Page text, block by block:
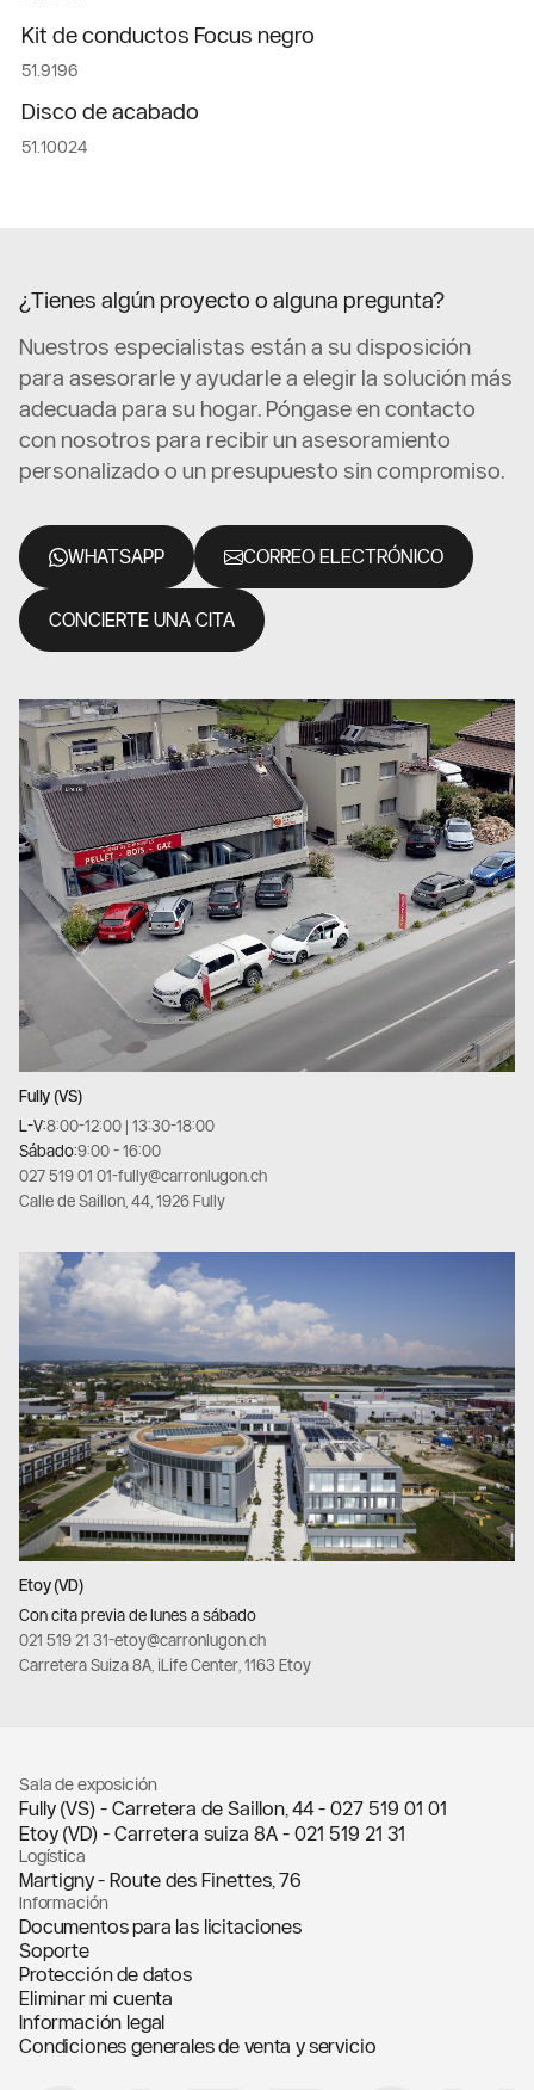
Kit de conductos Focus negro
51.9196
Disco de acabado
51.10024
¿Tienes algún proyecto o alguna pregunta?
Nuestros especialistas están a su disposición
para asesorarle y ayudarle a elegir la solución más
adecuada para su hogar. Póngase en contacto
con nosotros para recibir un asesoramiento
personalizado o un presupuesto sin compromiso.
WHATSAPP CORREO ELECTRÓNICO
CONCIERTE UNA CITA
Fully (VS)
L-V:8:00-12:00 | 13:30-18:00
Sábado:9:00 - 16:00
027 519 01 01-fully@carronlugon.ch
Calle de Saillon, 44, 1926 Fully
Etoy (VD)
Con cita previa de lunes a sábado
021 519 21 31-etoy@carronlugon.ch
Carretera Suiza 8A, iLife Center, 1163 Etoy
Sala de exposición
Fully (VS) - Carretera de Saillon, 44 - 027 519 01 01
Etoy (VD) - Carretera suiza 8A - 021 519 21 31
Logística
Martigny - Route des Finettes, 76
Información
Documentos para las licitaciones
Soporte
Protección de datos
Eliminar mi cuenta
Información legal
Condiciones generales de venta y servicio